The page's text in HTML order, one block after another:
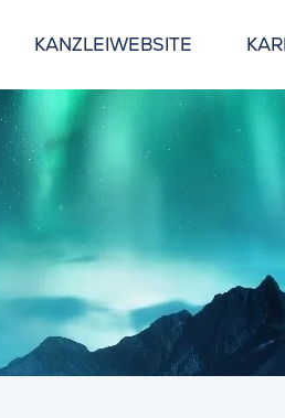
KANZLEIWEBSITE